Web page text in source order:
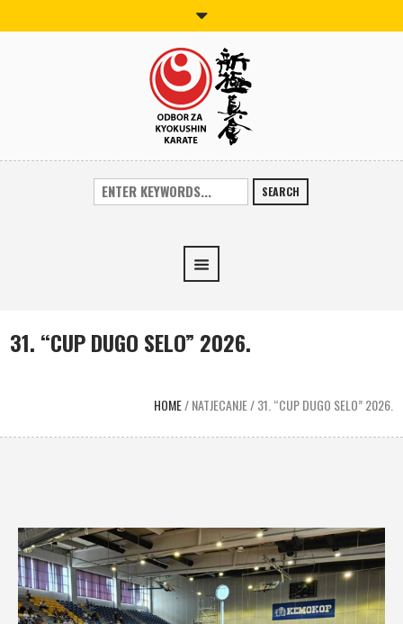
SEARCH
31. “CUP DUGO SELO” 2026.
HOME/NATJECANJE/31. “CUP DUGO SELO” 2026.